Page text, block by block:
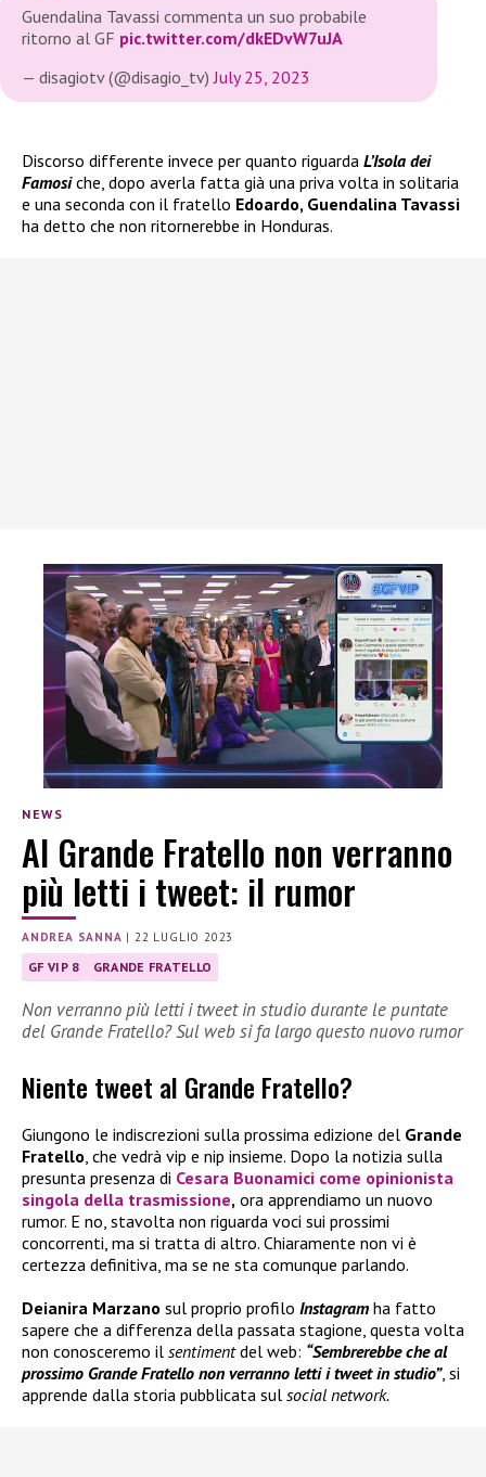
Guendalina Tavassi commenta un suo probabile
ritorno al GF pic.twitter.com/dkEDvW7uJA
— disagiotv (@disagio_tv)July 25, 2023
Discorso differente invece per quanto riguarda L’Isola dei
Famosiche, dopo averla fatta già una priva volta in solitaria
e una seconda con il fratello Edoardo, Guendalina Tavassi
ha detto che non ritornerebbe in Honduras.
NEWS
Al Grande Fratello non verranno
più letti i tweet: il rumor
ANDREA SANNA | 22 LUGLIO 2023
GF VIP 8 GRANDE FRATELLO
Non verranno più letti i tweet in studio durante le puntate
del Grande Fratello? Sul web si fa largo questo nuovo rumor
Niente tweet al Grande Fratello?
Giungono le indiscrezioni sulla prossima edizione del Grande
Fratello , che vedrà vip e nip insieme. Dopo la notizia sulla
presunta presenza di Cesara Buonamici come opinionista
singola della trasmissione, ora apprendiamo un nuovo
rumor. E no, stavolta non riguarda voci sui prossimi
concorrenti, ma si tratta di altro. Chiaramente non vi è
certezza definitiva, ma se ne sta comunque parlando.
Deianira Marzano sul proprio profilo Instagram ha fatto
sapere che a differenza della passata stagione, questa volta
non conosceremo il sentimentdel web: “Sembrerebbe che al
prossimo Grande Fratello non verranno letti i tweet in studio”, si
apprende dalla storia pubblicata sul social network.